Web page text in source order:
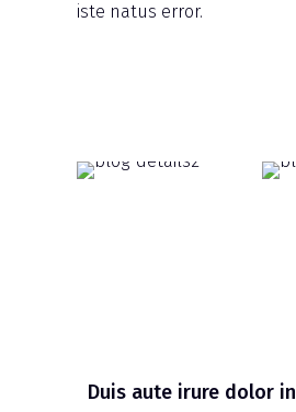
iste natus error.
Duis aute irure dolor in